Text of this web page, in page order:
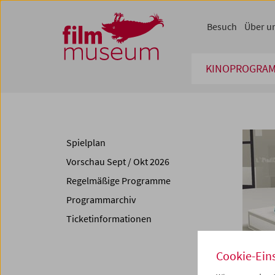
Zum Inhalt
Zum Hauptmenü
Zur Servicenavigation
Zum Suche
Besuch Über
Spielplan
Vorschau Sept / Okt 2026
Regelmäßige Programme
Programmarchiv
Ticketinformationen
Cookie-